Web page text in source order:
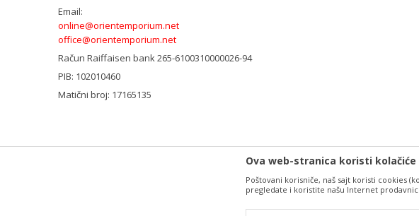
Email:
online@orientemporium.net
office@orientemporium.net
Račun Raiffaisen bank 265-6100310000026-94
PIB: 102010460
Matični broj: 17165135
Nastojimo da budemo što precizniji u opisu proizvoda, prikazu slika i samih cena, ali ne
Ova web-stranica koristi kolačiće
Poštovani korisniče, naš sajt koristi cookies
pregledate i koristite našu Internet